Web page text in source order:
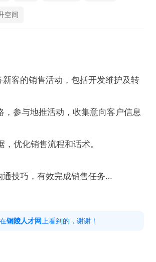
空间
新客的销售活动，包括开发维护及转
，参与地推活动，收集意向客户信息
优化销售流程和话术。
通技巧，有效完成销售任务
神
驶优先考虑
户谈判和地推能力
铜陵人才网 上看到的，谢谢！